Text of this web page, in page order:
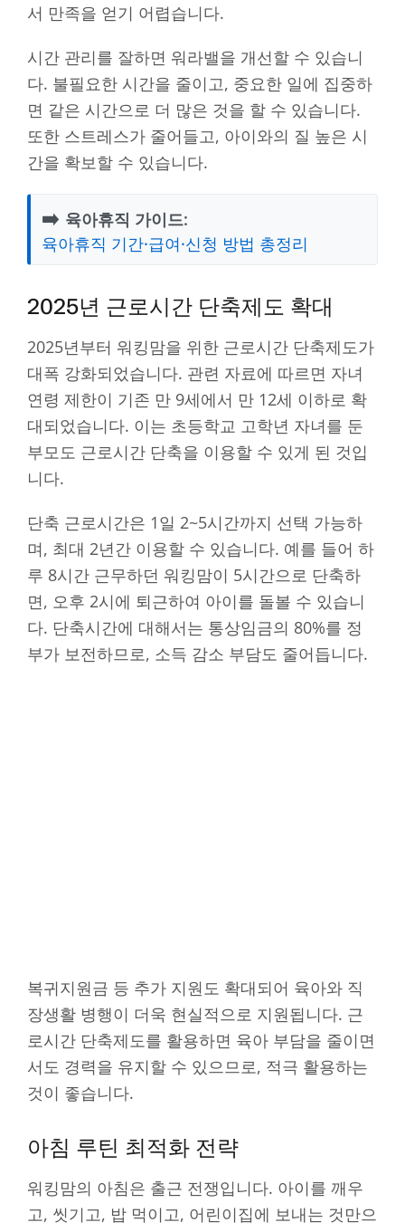
서 만족을 얻기 어렵습니다.
시간 관리를 잘하면 워라밸을 개선할 수 있습니
다. 불필요한 시간을 줄이고, 중요한 일에 집중하
면 같은 시간으로 더 많은 것을 할 수 있습니다.
또한 스트레스가 줄어들고, 아이와의 질 높은 시
간을 확보할 수 있습니다.
➡️ 육아휴직 가이드:
육아휴직 기간·급여·신청 방법 총정리
2025년 근로시간 단축제도 확대
2025년부터 워킹맘을 위한 근로시간 단축제도가
대폭 강화되었습니다. 관련 자료에 따르면 자녀
연령 제한이 기존 만 9세에서 만 12세 이하로 확
대되었습니다. 이는 초등학교 고학년 자녀를 둔
부모도 근로시간 단축을 이용할 수 있게 된 것입
니다.
단축 근로시간은 1일 2~5시간까지 선택 가능하
며, 최대 2년간 이용할 수 있습니다. 예를 들어 하
루 8시간 근무하던 워킹맘이 5시간으로 단축하
면, 오후 2시에 퇴근하여 아이를 돌볼 수 있습니
다. 단축시간에 대해서는 통상임금의 80%를 정
부가 보전하므로, 소득 감소 부담도 줄어듭니다.
복귀지원금 등 추가 지원도 확대되어 육아와 직
장생활 병행이 더욱 현실적으로 지원됩니다. 근
로시간 단축제도를 활용하면 육아 부담을 줄이면
서도 경력을 유지할 수 있으므로, 적극 활용하는
것이 좋습니다.
아침 루틴 최적화 전략
워킹맘의 아침은 출근 전쟁입니다. 아이를 깨우
고, 씻기고, 밥 먹이고, 어린이집에 보내는 것만으